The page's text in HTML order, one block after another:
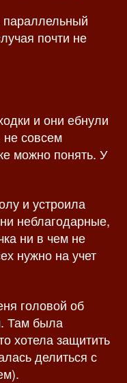
параллельный
почти не
и они ебнули
не совсем
можно понять. У
и устроила
неблагодарные,
ни в чем не
нужно на учет
головой об
Там была
хотела защитить
делиться с